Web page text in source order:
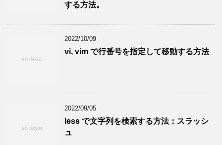
する方法。
2022/10/09
vi, vim で行番号を指定して移動する方法
2022/09/05
less で文字列を検索する方法：スラッシ
ュ